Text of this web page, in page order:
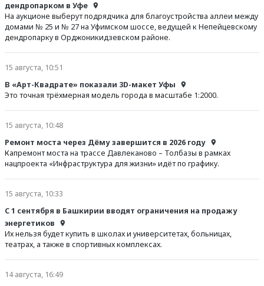
дендропарком в Уфе
На аукционе выберут подрядчика для благоустройства аллеи между
домами № 25 и № 27 на Уфимском шоссе, ведущей к Непейцевскому
дендропарку в Орджоникидзевском районе.
15 августа, 10:51
В «Арт-Квадрате» показали 3D-макет Уфы
Это точная трёхмерная модель города в масштабе 1:2000.
15 августа, 10:48
Ремонт моста через Дёму завершится в 2026 году
Капремонт моста на трассе Давлеканово – Толбазы в рамках
нацпроекта «Инфраструктура для жизни» идёт по графику.
15 августа, 10:33
С 1 сентября в Башкирии вводят ограничения на продажу
энергетиков
Их нельзя будет купить в школах и университетах, больницах,
театрах, а также в спортивных комплексах.
14 августа, 16:49